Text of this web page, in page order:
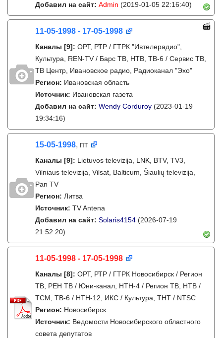
Добавил на сайт: Admin (2019-01-05 22:16:40)
11-05-1998 - 17-05-1998
Каналы [9]: ОРТ, РТР / ГТРК "Ивтелерадио",
Культура, REN-TV / Барс ТВ, НТВ, ТВ-6 / Сервис ТВ,
ТВ Центр, Ивановское радио, Радиоканал "Эхо"
Регион: Ивановская область
Источник: Ивановская газета
Добавил на сайт: Wendy Corduroy (2023-01-19
19:34:16)
15-05-1998, пт
Каналы [9]: Lietuvos televizija, LNK, BTV, TV3,
Vilniaus televizija, Vilsat, Balticum, Šiaulių televizija,
Pan TV
Регион: Литва
Источник: TV Antena
Добавил на сайт: Solaris4154 (2026-07-19
21:52:20)
11-05-1998 - 17-05-1998
Каналы [8]: ОРТ, РТР / ГТРК Новосибирск / Регион
ТВ, РЕН ТВ / Юни-канал, НТН-4 / Регион ТВ, НТВ /
ТСМ, ТВ-6 / НТН-12, ИКС / Культура, ТНТ / NTSC
Регион: Новосибирск
Источник: Ведомости Новосибирского областного
совета депутатов